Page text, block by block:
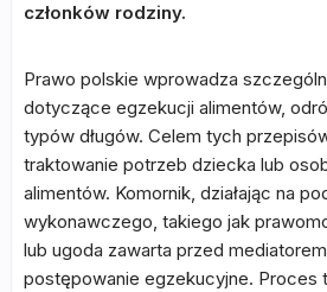
członków rodziny.
Prawo polskie wprowadza
dotyczące egzekucji alimentów,
typów długów. Celem tych
traktowanie potrzeb dziecka lub
alimentów. Komornik, działając na
wykonawczego, takiego jak
lub ugoda zawarta przed
postępowanie egzekucyjne. Proces